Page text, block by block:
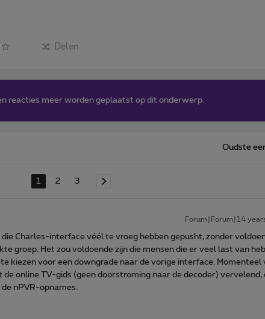
Delen
reacties meer worden geplaatst op dit onderwerp.
Oudste
1 2 3
Forum|Forum|14
Charles-interface véél te vroeg hebben gepusht, zonder
groep. Het zou voldoende zijn die mensen die er veel last van
kiezen voor een downgrade naar de vorige interface. Momenteel
de online TV-gids (geen doorstroming naar de decoder) vervelend,
nPVR-opnames.